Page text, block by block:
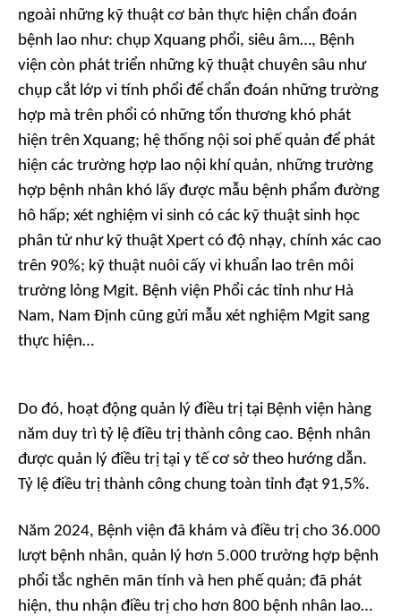
ngoài những kỹ thuật cơ bản thực hiện chẩn đoán
bệnh lao như: chụp Xquang phổi, siêu âm…, Bệnh
viện còn phát triển những kỹ thuật chuyên sâu như
chụp cắt lớp vi tính phổi để chẩn đoán những trường
hợp mà trên phổi có những tổn thương khó phát
hiện trên Xquang; hệ thống nội soi phế quản để phát
hiện các trường hợp lao nội khí quản, những trường
hợp bệnh nhân khó lấy được mẫu bệnh phẩm đường
hô hấp; xét nghiệm vi sinh có các kỹ thuật sinh học
phân tử như kỹ thuật Xpert có độ nhạy, chính xác cao
trên 90%; kỹ thuật nuôi cấy vi khuẩn lao trên môi
trường lỏng Mgit. Bệnh viện Phổi các tỉnh như Hà
Nam, Nam Định cũng gửi mẫu xét nghiệm Mgit sang
thực hiện…
Do đó, hoạt động quản lý điều trị tại Bệnh viện hàng
năm duy trì tỷ lệ điều trị thành công cao. Bệnh nhân
được quản lý điều trị tại y tế cơ sở theo hướng dẫn.
Tỷ lệ điều trị thành công chung toàn tỉnh đạt 91,5%.
Năm 2024, Bệnh viện đã khám và điều trị cho 36.000
lượt bệnh nhân, quản lý hơn 5.000 trường hợp bệnh
phổi tắc nghẽn mãn tính và hen phế quản; đã phát
hiện, thu nhận điều trị cho hơn 800 bệnh nhân lao…